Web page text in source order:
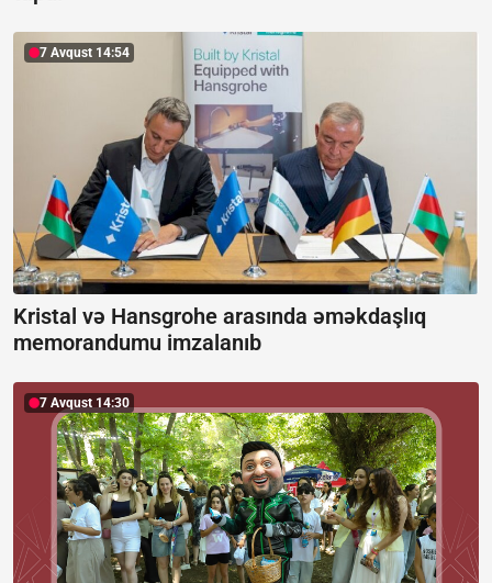
7 Avqust 14:54
Kristal və Hansgrohe arasında əməkdaşlıq
memorandumu imzalanıb
7 Avqust 14:30